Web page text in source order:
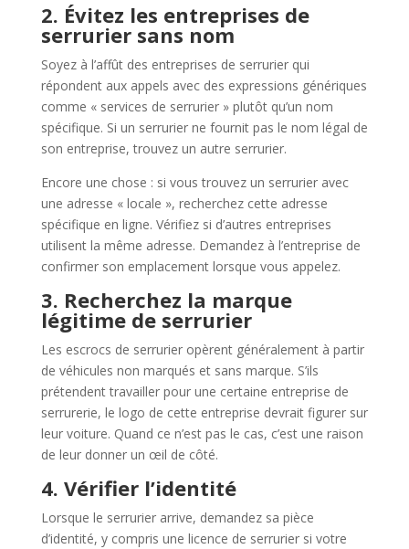
2. Évitez les entreprises de
serrurier sans nom
Soyez à l’affût des entreprises de serrurier qui
répondent aux appels avec des expressions génériques
comme « services de serrurier » plutôt qu’un nom
spécifique. Si un serrurier ne fournit pas le nom légal de
son entreprise, trouvez un autre serrurier.
Encore une chose : si vous trouvez un serrurier avec
une adresse « locale », recherchez cette adresse
spécifique en ligne. Vérifiez si d’autres entreprises
utilisent la même adresse. Demandez à l’entreprise de
confirmer son emplacement lorsque vous appelez.
3. Recherchez la marque
légitime de serrurier
Les escrocs de serrurier opèrent généralement à partir
de véhicules non marqués et sans marque. S’ils
prétendent travailler pour une certaine entreprise de
serrurerie, le logo de cette entreprise devrait figurer sur
leur voiture. Quand ce n’est pas le cas, c’est une raison
de leur donner un œil de côté.
4. Vérifier l’identité
Lorsque le serrurier arrive, demandez sa pièce
d’identité, y compris une licence de serrurier si votre